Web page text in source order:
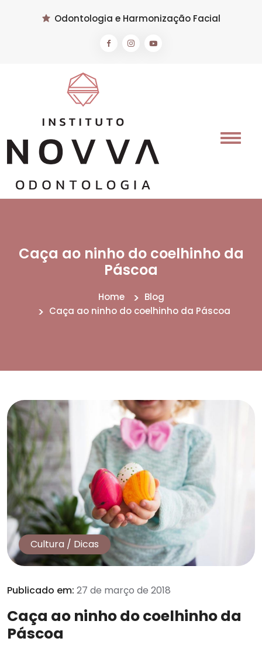
Odontologia e Harmonização Facial
Caça ao ninho do coelhinho da
Páscoa
Home
Blog
Caça ao ninho do coelhinho da Páscoa
Cultura / Dicas
Publicado em: 27 de março de 2018
Caça ao ninho do coelhinho da
Páscoa